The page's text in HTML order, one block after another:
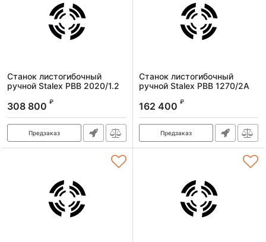
Станок листогибочный
ручной Stalex PBB 2020/1.2
373153
308 800 ₽
Предзаказ
Станок листогибочный
ручной Stalex PBB 1270/2A
373162
162 400 ₽
Предзаказ